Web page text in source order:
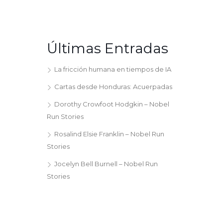
Últimas Entradas
La fricción humana en tiempos de IA
Cartas desde Honduras: Acuerpadas
Dorothy Crowfoot Hodgkin – Nobel
Run Stories
Rosalind Elsie Franklin – Nobel Run
Stories
Jocelyn Bell Burnell – Nobel Run
Stories